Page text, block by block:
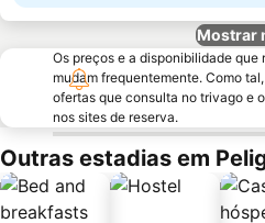
Mostrar
Os preços e a disponibilidade que
mudam frequentemente. Como
ofertas que consulta no trivago e
nos sites de reserva.
Outras estadias em